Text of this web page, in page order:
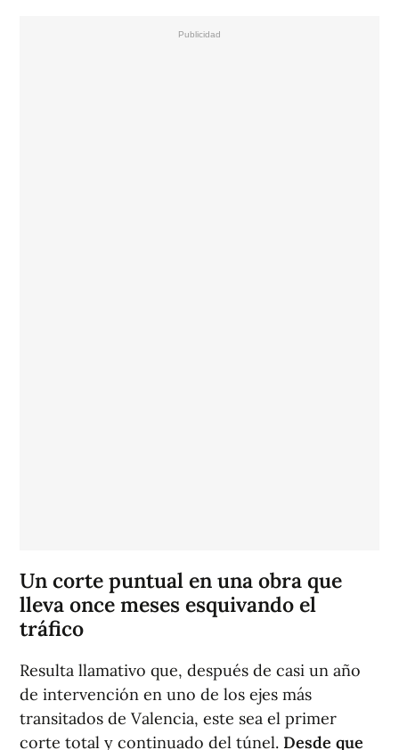
Un corte puntual en una obra que
lleva once meses esquivando el
tráfico
Resulta llamativo que, después de casi un año
de intervención en uno de los ejes más
transitados de Valencia, este sea el primer
corte total y continuado del túnel. Desde que